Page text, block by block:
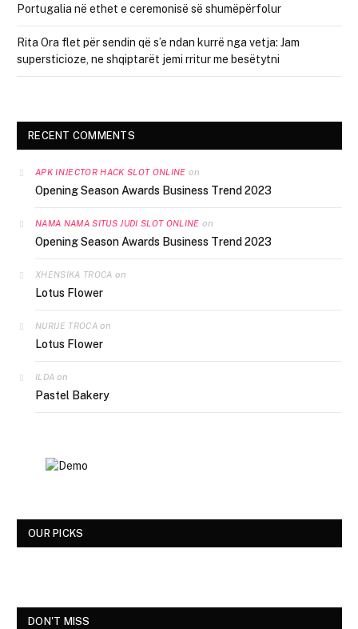
Portugalia në ethet e ceremonisë së shumëpërfolur
Rita Ora flet për sendin që s’e ndan kurrë nga vetja: Jam
supersticioze, ne shqiptarët jemi rritur me besëtytni
RECENT COMMENTS
APK INJECTOR HACK SLOT ONLINE on
Opening Season Awards Business Trend 2023
NAMA NAMA SITUS JUDI SLOT ONLINE on
Opening Season Awards Business Trend 2023
XHENSIKA TROCA on
Lotus Flower
NURIJE TROCAon
Lotus Flower
ILDA on
Pastel Bakery
OUR PICKS
DON'T MISS